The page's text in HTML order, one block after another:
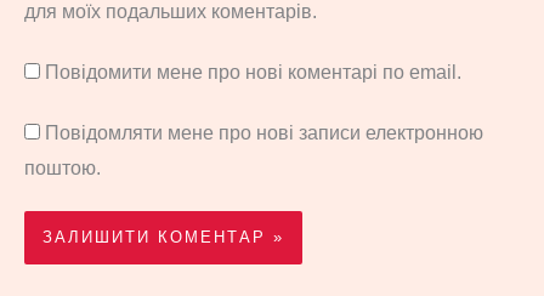
для моїх подальших коментарів.
Повідомити мене про нові коментарі по email.
Повідомляти мене про нові записи електронною
поштою.